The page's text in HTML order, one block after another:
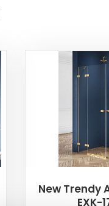
New Trendy
EXK-